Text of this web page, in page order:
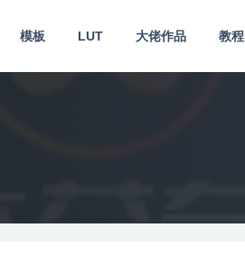
模板 LUT 大佬作品 教程